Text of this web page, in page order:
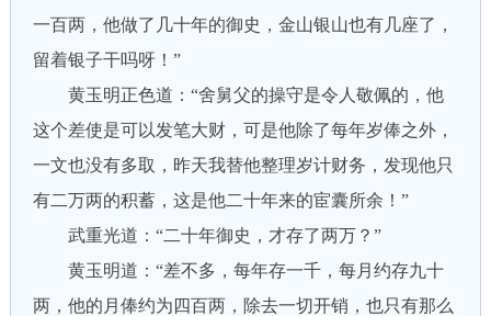
一百两，他做了几十年的御史，金山银山也有几座了，
留着银子干吗呀！”
黄玉明正色道：“舍舅父的操守是令人敬佩的，他
这个差使是可以发笔大财，可是他除了每年岁俸之外，
一文也没有多取，昨天我替他整理岁计财务，发现他只
有二万两的积蓄，这是他二十年来的宦囊所余！”
武重光道：“二十年御史，才存了两万？”
黄玉明道：“差不多，每年存一千，每月约存九十
两，他的月俸约为四百两，除去一切开销，也只有那么